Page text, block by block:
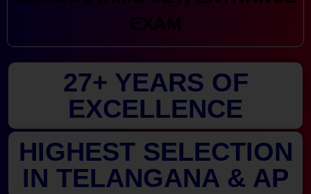
27+ YEARS OF
EXCELLENCE
HIGHEST SELECTION
IN TELANGANA & AP